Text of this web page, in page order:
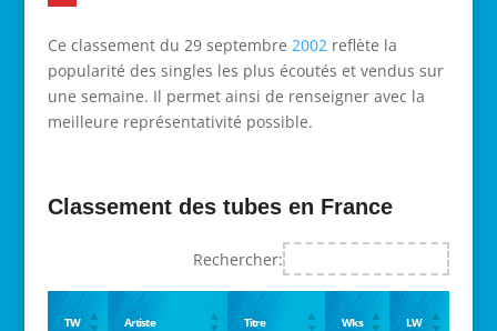
Ce classement du 29 septembre 2002reflète la
popularité des singles les plus écoutés et vendus sur
une semaine. Il permet ainsi de renseigner avec la
meilleure représentativité possible.
Classement des tubes en France
Rechercher:
TW Artiste Titre Wks LW